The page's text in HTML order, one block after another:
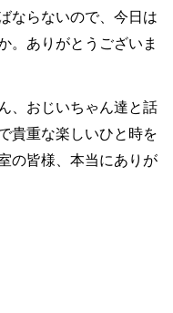
ならないので、今日は
。ありがとうございま
、おじいちゃん達と話
貴重な楽しいひと時を
の皆様、本当にありが